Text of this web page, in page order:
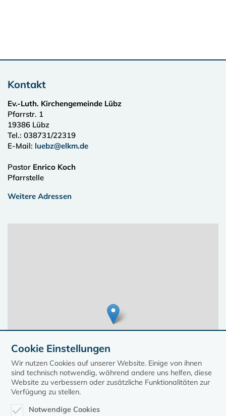
Kontakt
Ev.-Luth. Kirchengemeinde Lübz
Pfarrstr. 1
19386 Lübz
Tel.: 038731/22319
E-Mail: luebz@elkm.de
Pastor Enrico Koch
Pfarrstelle
Weitere Adressen
Cookie Einstellungen
Wir nutzen Cookies auf unserer Website. Einige von ihnen
sind technisch notwendig, während andere uns helfen, diese
Website zu verbessern oder zusätzliche Funktionalitäten zur
Verfügung zu stellen.
Notwendige Cookies